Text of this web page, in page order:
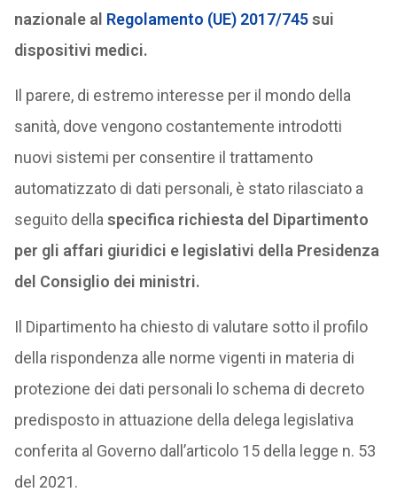
nazionale al Regolamento (UE) 2017/745sui
dispositivi medici.
Il parere, di estremo interesse per il mondo della
sanità, dove vengono costantemente introdotti
nuovi sistemi per consentire il trattamento
automatizzato di dati personali, è stato rilasciato a
seguito della specifica richiesta del Dipartimento
per gli affari giuridici e legislativi della Presidenza
del Consiglio dei ministri.
Il Dipartimento ha chiesto di valutare sotto il profilo
della rispondenza alle norme vigenti in materia di
protezione dei dati personali lo schema di decreto
predisposto in attuazione della delega legislativa
conferita al Governo dall’articolo 15 della legge n. 53
del 2021.